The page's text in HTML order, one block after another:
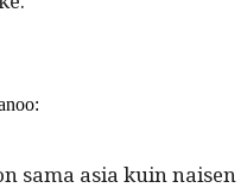
sama asia kuin naisen